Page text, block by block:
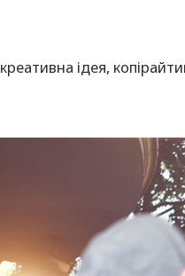
креативна ідея,